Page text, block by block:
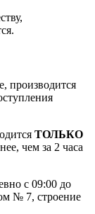
производится
ТОЛЬКО
чем за 2 часа
с 09:00 до
№ 7, строение